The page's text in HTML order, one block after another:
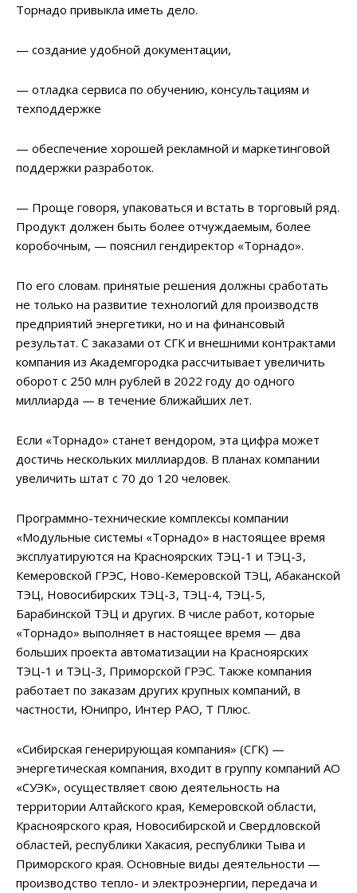
Торнадо привыкла иметь дело.
— создание удобной документации,
— отладка сервиса по обучению, консультациям и
техподдержке
— обеспечение хорошей рекламной и маркетинговой
поддержки разработок.
— Проще говоря, упаковаться и встать в торговый ряд.
Продукт должен быть более отчуждаемым, более
коробочным, — пояснил гендиректор «Торнадо».
По его словам. принятые решения должны сработать
не только на развитие технологий для производств
предприятий энергетики, но и на финансовый
результат. С заказами от СГК и внешними контрактами
компания из Академгородка рассчитывает увеличить
оборот с 250 млн рублей в 2022 году до одного
миллиарда — в течение ближайших лет.
Если «Торнадо» станет вендором, эта цифра может
достичь нескольких миллиардов. В планах компании
увеличить штат с 70 до 120 человек.
Программно-технические комплексы компании
«Модульные системы «Торнадо» в настоящее время
эксплуатируются на Красноярских ТЭЦ-1 и ТЭЦ-3,
Кемеровской ГРЭС, Ново-Кемеровской ТЭЦ, Абаканской
ТЭЦ, Новосибирских ТЭЦ-3, ТЭЦ-4, ТЭЦ-5,
Барабинской ТЭЦ и других. В числе работ, которые
«Торнадо» выполняет в настоящее время — два
больших проекта автоматизации на Красноярских
ТЭЦ-1 и ТЭЦ-3, Приморской ГРЭС. Также компания
работает по заказам других крупных компаний, в
частности, Юнипро, Интер РАО, Т Плюс.
«Сибирская генерирующая компания» (СГК) —
энергетическая компания, входит в группу компаний АО
«СУЭК», осуществляет свою деятельность на
территории Алтайского края, Кемеровской области,
Красноярского края, Новосибирской и Свердловской
областей, республики Хакасия, республики Тыва и
Приморского края. Основные виды деятельности —
производство тепло- и электроэнергии, передача и